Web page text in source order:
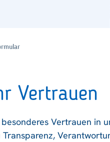
Vertrauen
Vertrauen in